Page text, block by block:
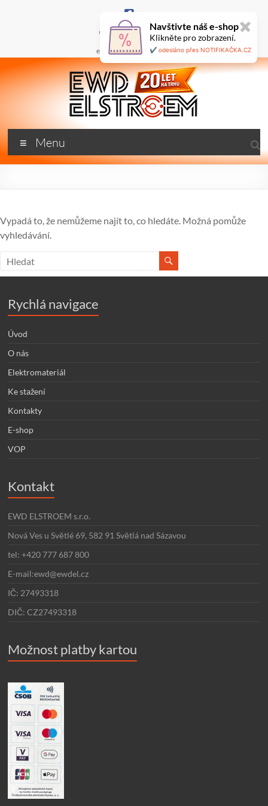
+420 777 687 800
ewd@ewdel.cz
🇬🇧
ewdel.cz
…
Menu
Vypadá to, že nemůžeme najít to, co hledáte. Možná pomůže
vyhledávání.
Rychlá navigace
Úvod
O nás
Elektromateriál
Ke stažení
Kontakty
E-shop
VOP
Kontakt
EWD ELSTROEM s.r.o.
Nová Ves u Světlé 69, 582 91 Světlá nad Sázavou
tel: +420 777 687 800
E-mail:ewd@ewdel.cz
IČ: 27493318
DIČ: CZ27493318
Možnost platby kartou
Navštivte náš e-shop✖
Klikněte pro zobrazení.
✔️ odesláno přes NOTIFIKAČKA.CZ